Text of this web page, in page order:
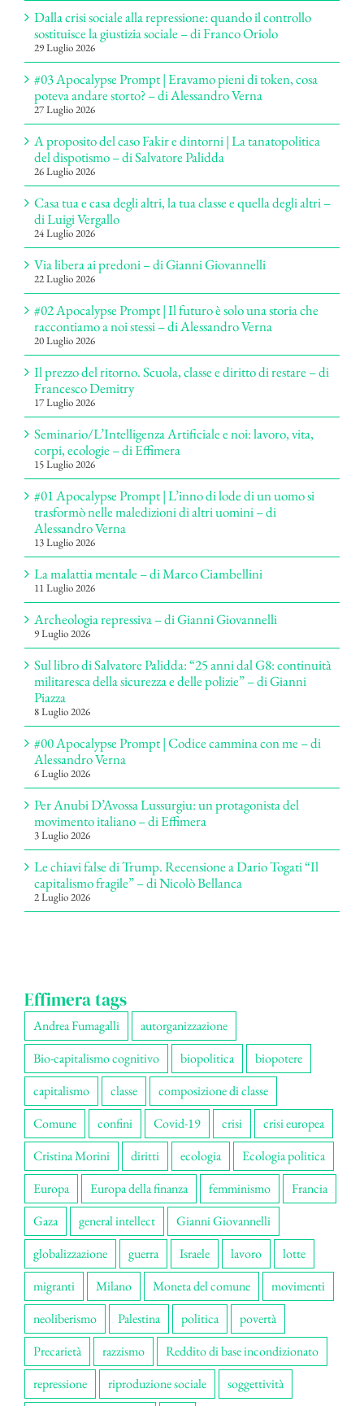
Dalla crisi sociale alla repressione: quando il controllo
sostituisce la giustizia sociale – di Franco Oriolo
29 Luglio 2026
#03 Apocalypse Prompt | Eravamo pieni di token, cosa
poteva andare storto? – di Alessandro Verna
27 Luglio 2026
A proposito del caso Fakir e dintorni | La tanatopolitica
del dispotismo – di Salvatore Palidda
26 Luglio 2026
Casa tua e casa degli altri, la tua classe e quella degli altri –
di Luigi Vergallo
24 Luglio 2026
Via libera ai predoni – di Gianni Giovannelli
22 Luglio 2026
#02 Apocalypse Prompt | Il futuro è solo una storia che
raccontiamo a noi stessi – di Alessandro Verna
20 Luglio 2026
Il prezzo del ritorno. Scuola, classe e diritto di restare – di
Francesco Demitry
17 Luglio 2026
Seminario/L’Intelligenza Artificiale e noi: lavoro, vita,
corpi, ecologie – di Effimera
15 Luglio 2026
#01 Apocalypse Prompt | L’inno di lode di un uomo si
trasformò nelle maledizioni di altri uomini – di
Alessandro Verna
13 Luglio 2026
La malattia mentale – di Marco Ciambellini
11 Luglio 2026
Archeologia repressiva – di Gianni Giovannelli
9 Luglio 2026
Sul libro di Salvatore Palidda: “25 anni dal G8: continuità
militaresca della sicurezza e delle polizie” – di Gianni
Piazza
8 Luglio 2026
#00 Apocalypse Prompt | Codice cammina con me – di
Alessandro Verna
6 Luglio 2026
Per Anubi D’Avossa Lussurgiu: un protagonista del
movimento italiano – di Effimera
3 Luglio 2026
Le chiavi false di Trump. Recensione a Dario Togati “Il
capitalismo fragile” – di Nicolò Bellanca
2 Luglio 2026
Effimera tags
Andrea Fumagalli
autorganizzazione
Bio-capitalismo cognitivo
biopolitica
biopotere
capitalismo
classe
composizione di classe
Comune
confini Covid-19 crisi
crisi europea
Cristina Morini
diritti ecologia
Ecologia politica
Europa
Europa della finanza femminismo
Francia
Gaza
general intellect
Gianni Giovannelli
globalizzazione
guerra Israele lavoro
lotte
migranti
Milano Moneta del comune
movimenti
neoliberismo
Palestina politica
povertà
Precarietà
razzismo
Reddito di base incondizionato
repressione
riproduzione sociale soggettività